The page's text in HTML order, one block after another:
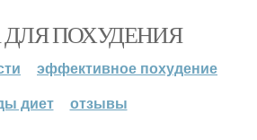
ПОХУДЕНИЯ
эффективное похудение
диет
отзывы